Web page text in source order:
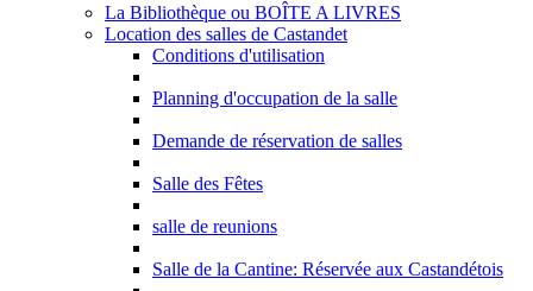
La Bibliothèque ou BOÎTE A LIVRES
Location des salles de Castandet
Conditions d'utilisation
Planning d'occupation de la salle
Demande de réservation de salles
Salle des Fêtes
salle de reunions
Salle de la Cantine: Réservée aux Castandétois